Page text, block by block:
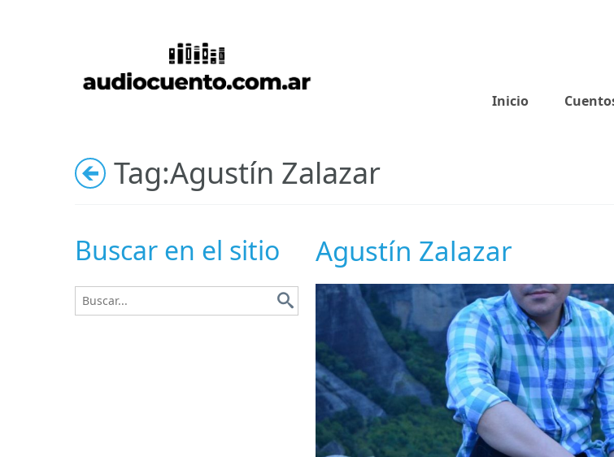
Inicio
Tag:Agustín Zalazar
Agustín Zalazar
Buscar en el sitio